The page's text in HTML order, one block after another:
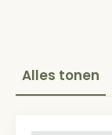
Alles tonen